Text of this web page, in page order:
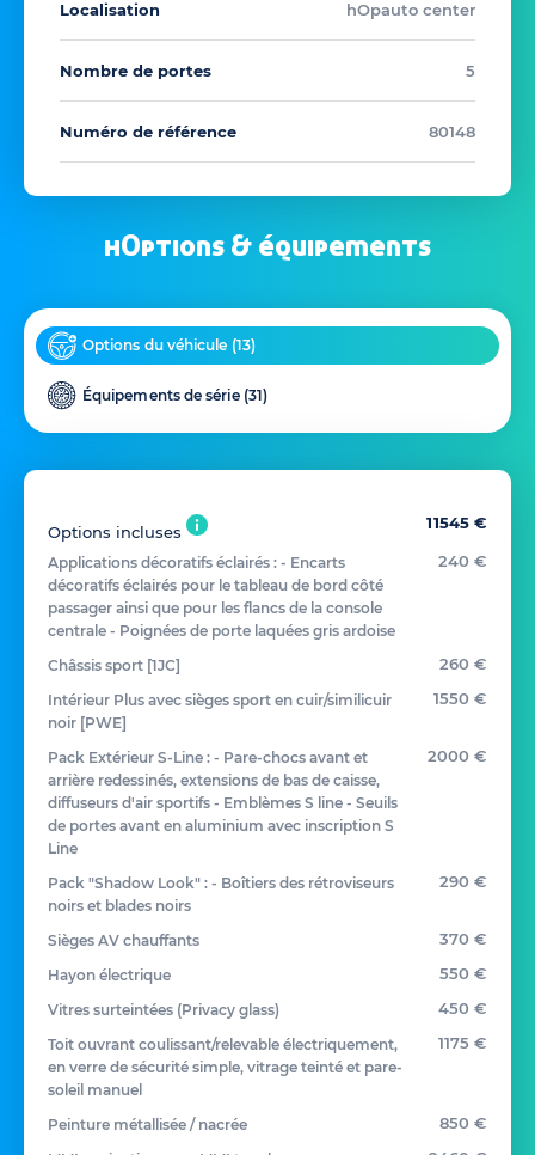
Localisation hOpauto center
Nombre de portes 5
Numéro de référence 80148
hOptions & équipements
Options du véhicule (13)
Équipements de série (31)
Options incluses 11545 €
Applications décoratifs éclairés : - Encarts
décoratifs éclairés pour le tableau de bord côté
passager ainsi que pour les flancs de la console
centrale - Poignées de porte laquées gris ardoise
240 €
Châssis sport [1JC] 260 €
Intérieur Plus avec sièges sport en cuir/similicuir
noir [PWE]
1550 €
Pack Extérieur S-Line : - Pare-chocs avant et
arrière redessinés, extensions de bas de caisse,
diffuseurs d'air sportifs - Emblèmes S line - Seuils
de portes avant en aluminium avec inscription S
Line
2000 €
Pack "Shadow Look" : - Boîtiers des rétroviseurs
noirs et blades noirs
290 €
Sièges AV chauffants 370 €
Hayon électrique 550 €
Vitres surteintées (Privacy glass) 450 €
Toit ouvrant coulissant/relevable électriquement,
en verre de sécurité simple, vitrage teinté et pare-
soleil manuel
1175 €
Peinture métallisée / nacrée 850 €